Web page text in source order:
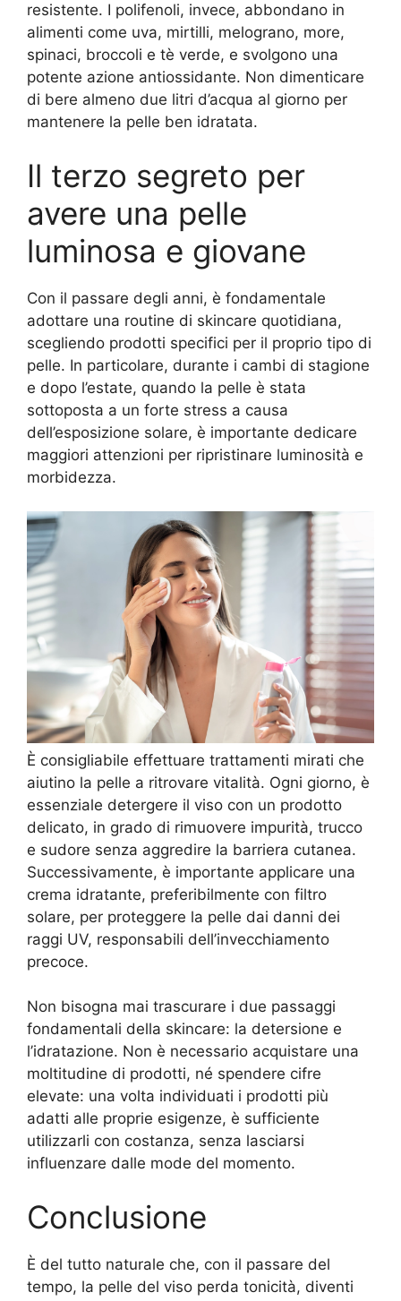
resistente. I polifenoli, invece, abbondano in
alimenti come uva, mirtilli, melograno, more,
spinaci, broccoli e tè verde, e svolgono una
potente azione antiossidante. Non dimenticare
di bere almeno due litri d’acqua al giorno per
mantenere la pelle ben idratata.
Il terzo segreto per
avere una pelle
luminosa e giovane
Con il passare degli anni, è fondamentale
adottare una routine di skincare quotidiana,
scegliendo prodotti specifici per il proprio tipo di
pelle. In particolare, durante i cambi di stagione
e dopo l’estate, quando la pelle è stata
sottoposta a un forte stress a causa
dell’esposizione solare, è importante dedicare
maggiori attenzioni per ripristinare luminosità e
morbidezza.
È consigliabile effettuare trattamenti mirati che
aiutino la pelle a ritrovare vitalità. Ogni giorno, è
essenziale detergere il viso con un prodotto
delicato, in grado di rimuovere impurità, trucco
e sudore senza aggredire la barriera cutanea.
Successivamente, è importante applicare una
crema idratante, preferibilmente con filtro
solare, per proteggere la pelle dai danni dei
raggi UV, responsabili dell’invecchiamento
precoce.
Non bisogna mai trascurare i due passaggi
fondamentali della skincare: la detersione e
l’idratazione. Non è necessario acquistare una
moltitudine di prodotti, né spendere cifre
elevate: una volta individuati i prodotti più
adatti alle proprie esigenze, è sufficiente
utilizzarli con costanza, senza lasciarsi
influenzare dalle mode del momento.
Conclusione
È del tutto naturale che, con il passare del
tempo, la pelle del viso perda tonicità, diventi